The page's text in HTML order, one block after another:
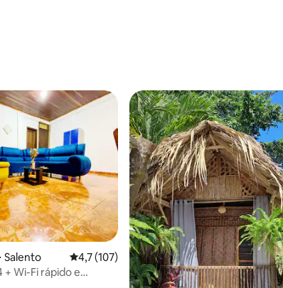
5, 57 avaliações
Salento 4,7 de uma avaliação média de 5, 107
4,7 (107)
+ Wi-Fi rápido e